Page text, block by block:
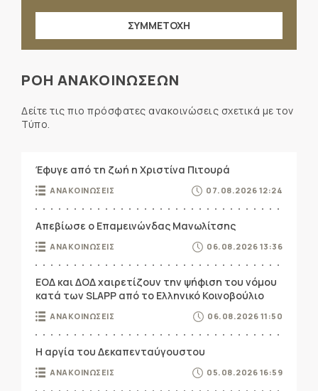
ΣΥΜΜΕΤΟΧΗ
ΡΟΗ ΑΝΑΚΟΙΝΩΣΕΩΝ
Δείτε τις πιο πρόσφατες ανακοινώσεις σχετικά με τον
Τύπο.
Έφυγε από τη ζωή η Χριστίνα Πιτουρά
ΑΝΑΚΟΙΝΩΣΕΙΣ 07.08.2026 12:24
Απεβίωσε ο Επαμεινώνδας Μανωλίτσης
ΑΝΑΚΟΙΝΩΣΕΙΣ 06.08.2026 13:36
ΕΟΔ και ΔΟΔ χαιρετίζουν την ψήφιση του νόμου
κατά των SLAPP από το Ελληνικό Κοινοβούλιο
ΑΝΑΚΟΙΝΩΣΕΙΣ 06.08.2026 11:50
Η αργία του Δεκαπενταύγουστου
ΑΝΑΚΟΙΝΩΣΕΙΣ 05.08.2026 16:59